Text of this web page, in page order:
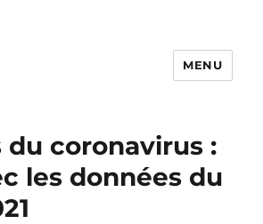
MENU
du coronavirus :
les données du